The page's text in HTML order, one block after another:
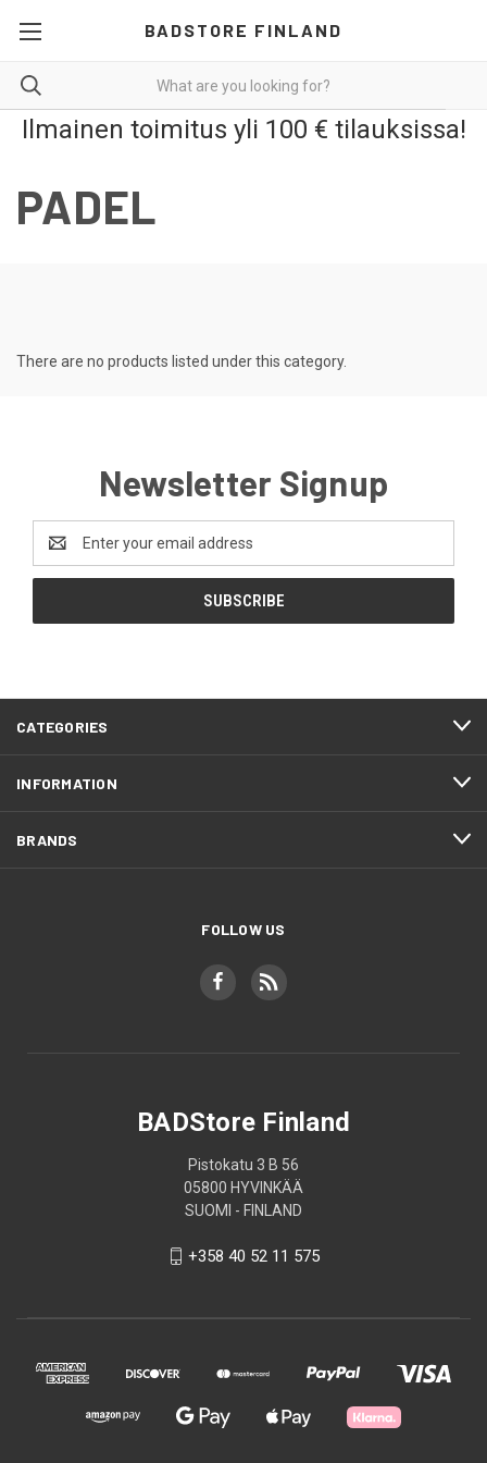
BADSTORE FINLAND
Ilmainen toimitus yli 100 € tilauksissa!
PADEL
There are no products listed under this category.
Newsletter Signup
Address
CATEGORIES
INFORMATION
BRANDS
FOLLOW US
BADStore Finland
Pistokatu 3 B 56
05800 HYVINKÄÄ
SUOMI - FINLAND
+358 40 52 11 575